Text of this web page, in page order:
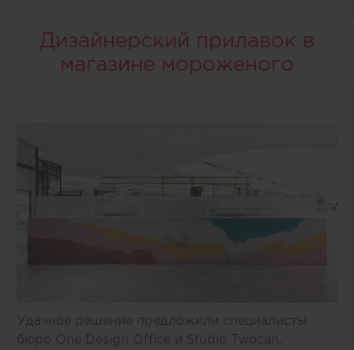
Дизайнерский прилавок в
магазине мороженого
Удачное решение предложили специалисты
бюро One Design Office и Studio Twocan,